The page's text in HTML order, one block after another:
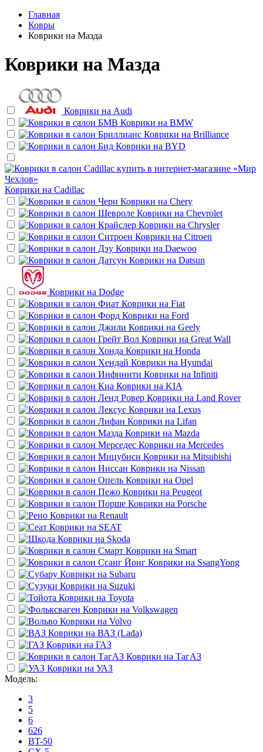
Главная
Ковры
Коврики на Мазда
Коврики на Мазда
Коврики на Audi
Коврики на BMW
Коврики на Brilliance
Коврики на BYD
Коврики на Cadillac
Коврики на Chery
Коврики на Chevrolet
Коврики на Chrysler
Коврики на Citroen
Коврики на Daewoo
Коврики на Datsun
Коврики на Dodge
Коврики на Fiat
Коврики на Ford
Коврики на Geely
Коврики на Great Wall
Коврики на Honda
Коврики на Hyundai
Коврики на Infiniti
Коврики на KIA
Коврики на Land Rover
Коврики на Lexus
Коврики на Lifan
Коврики на Mazda
Коврики на Mercedes
Коврики на Mitsubishi
Коврики на Nissan
Коврики на Opel
Коврики на Peugeot
Коврики на Porsche
Коврики на Renault
Коврики на SEAT
Коврики на Skoda
Коврики на Smart
Коврики на SsangYong
Коврики на Subaru
Коврики на Suzuki
Коврики на Toyota
Коврики на Volkswagen
Коврики на Volvo
Коврики на ВАЗ (Lada)
Коврики на ГАЗ
Коврики на ТагАЗ
Коврики на УАЗ
Модель:
3
5
6
626
BT-50